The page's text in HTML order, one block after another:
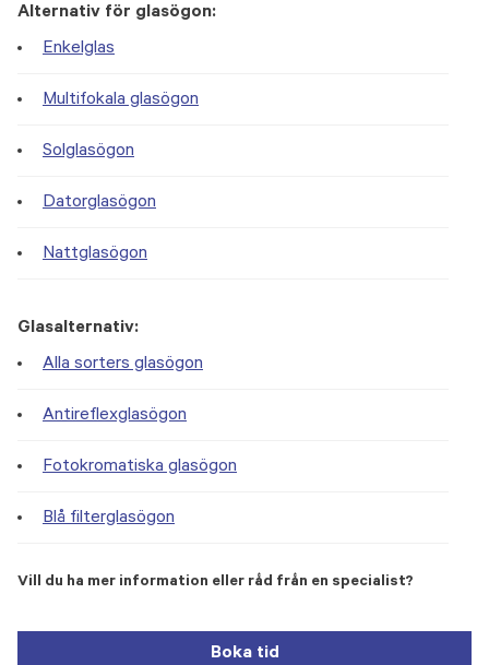
Alternativ för glasögon:
Enkelglas
Multifokala glasögon
Solglasögon
Datorglasögon
Nattglasögon
Glasalternativ:
Alla sorters glasögon
Antireflexglasögon
Fotokromatiska glasögon
Blå filterglasögon
Vill du ha mer information eller råd från en specialist?
Boka tid